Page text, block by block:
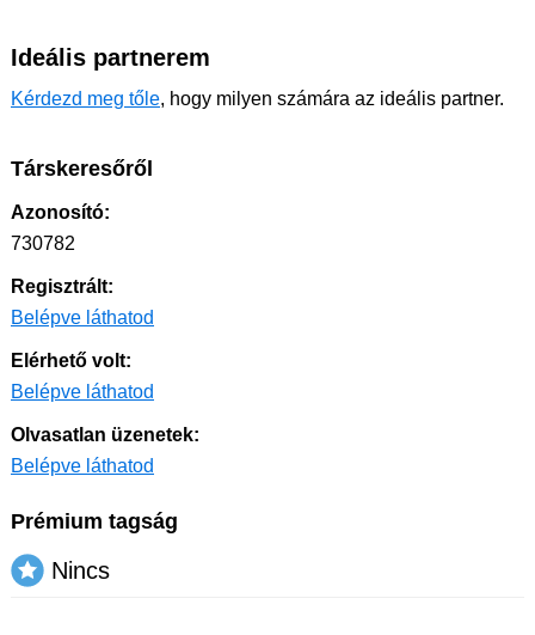
Ideális partnerem
Kérdezd meg tőle, hogy milyen számára az ideális partner.
Társkeresőről
Azonosító:
730782
Regisztrált:
Belépve láthatod
Elérhető volt:
Belépve láthatod
Olvasatlan üzenetek:
Belépve láthatod
Prémium tagság
Nincs